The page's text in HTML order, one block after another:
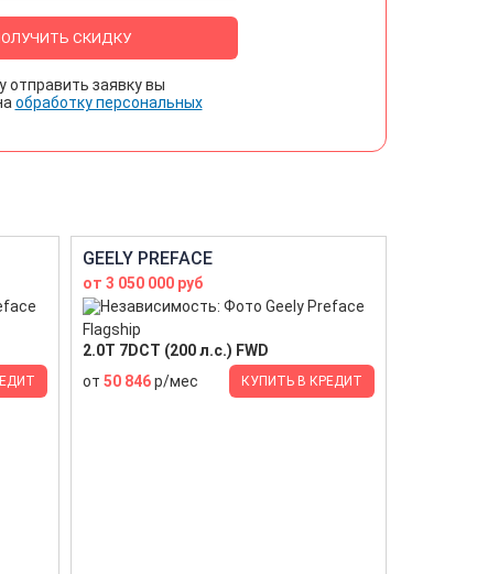
СКИДКУ
отправить заявку вы
обработку персональных
GEELY PREFACE
от 3 050 000 руб
Flagship
2.0T 7DCT (200 л.с.) FWD
от 50 846р/мес КУПИТЬ В КРЕДИТ